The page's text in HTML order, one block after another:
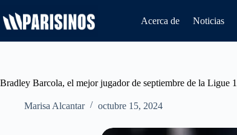
al
contenido
Acerca de Noticias
Bradley Barcola, el mejor jugador de septiembre de la Ligue 1
Marisa Alcantar octubre 15, 2024